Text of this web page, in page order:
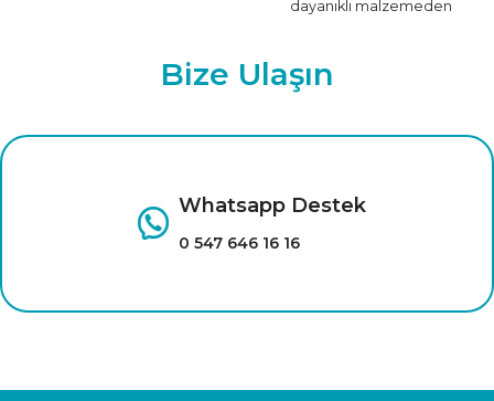
dayanıklı malzemeden
Bize Ulaşın
Whatsapp Destek
0 547 646 16 16